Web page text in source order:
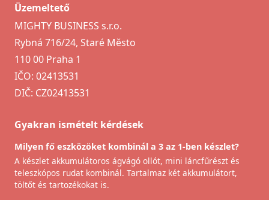
Üzemeltető
MIGHTY BUSINESS s.r.o.
Rybná 716/24, Staré Město
110 00 Praha 1
IČO: 02413531
DIČ: CZ02413531
Gyakran ismételt kérdések
Milyen fő eszközöket kombinál a 3 az 1-ben készlet?
A készlet akkumulátoros ágvágó ollót, mini láncfűrészt és
teleszkópos rudat kombinál. Tartalmaz két akkumulátort,
töltőt és tartozékokat is.